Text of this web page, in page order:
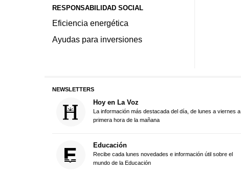
RESPONSABILIDAD SOCIAL
Eficiencia energética
Ayudas para inversiones
NEWSLETTERS
Hoy en La Voz
La información más destacada del día, de lunes a viernes a
primera hora de la mañana
Educación
Recibe cada lunes novedades e información útil sobre el
mundo de la Educación